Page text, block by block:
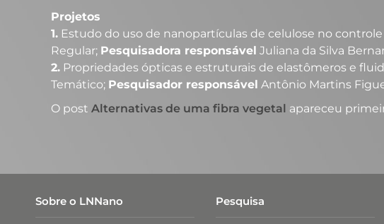
Projetos
1. Estudo do uso de nanopartículas de celulose no
Regular; Pesquisadora responsável Juliana da Silva
2. Propriedades ópticas e estruturais de elastômeros e
Temático; Pesquisador responsável Antônio Martins
O post Alternativas de uma fibra vegetal apareceu
Sobre o LNNano Pesquisa